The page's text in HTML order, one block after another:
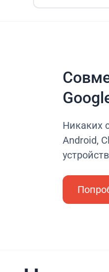
Никаких
Android,